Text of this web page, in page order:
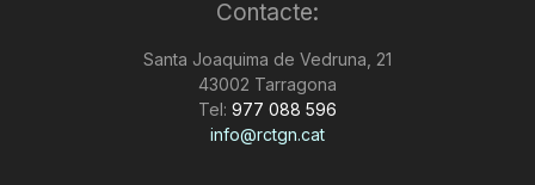
Contacte:
Santa Joaquima de Vedruna, 21
43002 Tarragona
Tel: 977 088 596
info@rctgn.cat